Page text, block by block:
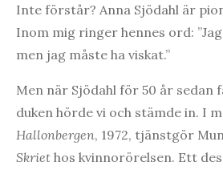
Inte förstår? Anna Sjödahl är
Inom mig ringer hennes ord:
men jag måste ha viskat.”
Men när Sjödahl för 50 år sedan
duken hörde vi och stämde in. I
Hallonbergen, 1972, tjänstgör
Skriet hos kvinnorörelsen. Ett